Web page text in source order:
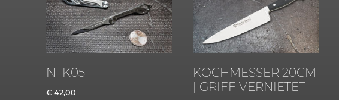
NTK05
€ 42,00
KOCHMESSER 20CM
| GRIFF VERNIETET